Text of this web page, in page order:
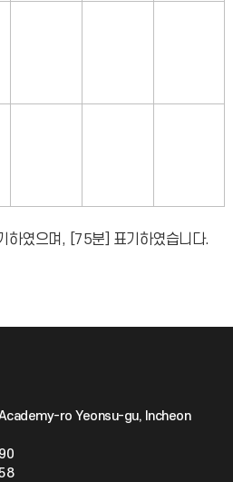
하였으며, [75분] 표기하였습니다.
ro Yeonsu-gu, Incheon